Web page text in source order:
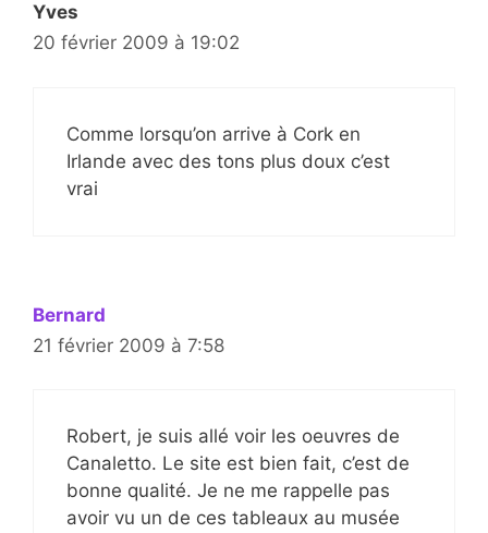
Yves
20 février 2009 à 19:02
Comme lorsqu’on arrive à Cork en
Irlande avec des tons plus doux c’est
vrai
Bernard
21 février 2009 à 7:58
Robert, je suis allé voir les oeuvres de
Canaletto. Le site est bien fait, c’est de
bonne qualité. Je ne me rappelle pas
avoir vu un de ces tableaux au musée